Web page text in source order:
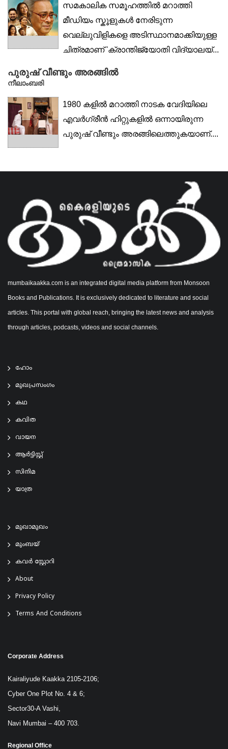
സമകാലിക സമൂഹത്തിൽ മറാത്തി
മീഡിയം സ്കൂളുകൾ നേരിടുന്ന
വെല്ലുവിളികളെ അടിസ്ഥാനമാക്കിയുള്ള
ചിത്രമാണ് 'ക്രാന്തിജ്യോതി വിദ്യാലയ്‌...
പുരുഷ് വീണ്ടും അരങ്ങിൽ
നീലാംബരി
1980 കളിൽ മറാത്തി നാടക വേദിയിലെ
എവർഗ്രീൻ ഹിറ്റുകളിൽ ഒന്നായിരുന്ന
പുരുഷ് വീണ്ടും അരങ്ങിലെത്തുകയാണ്....
mumbaikaakka.com is an integrated digital media platform from Monsoon
Books and Publications. It is exclusively dedicated to literature and social
articles. This portal with global reach, bringing the latest news and analysis
through articles, podcasts, videos and social channels.
ഹോം
മുഖപ്രസംഗം
കഥ
കവിത
വായന
ആര്‍ട്ടിസ്റ്റ്
സിനിമ
യാത്ര
മുഖാമുഖം
മുംബയ്
കവർ സ്റ്റോറി
About
Privacy Policy
Terms And Conditions
Corporate Address
Kairaliyude Kaakka 2105-2106;
Cyber One Plot No. 4 & 6;
Sector30-A Vashi,
Navi Mumbai – 400 703.
Regional Office